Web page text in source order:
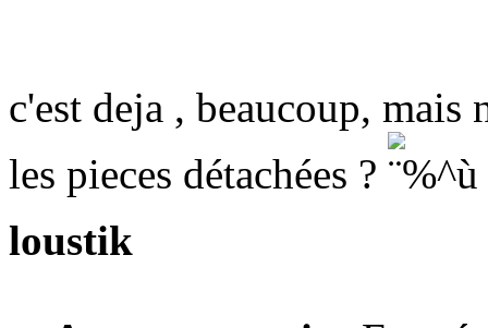
c'est deja , beaucoup, mais
les pieces détachées ?
loustik